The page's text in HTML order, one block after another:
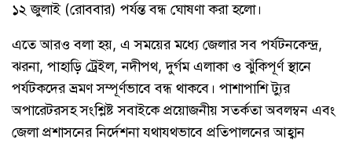
১২ জুলাই (রোববার) পর্যন্ত বন্ধ ঘোষণা করা হলো।
এতে আরও বলা হয়, এ সময়ের মধ্যে জেলার সব পর্যটনকেন্দ্র,
ঝরনা, পাহাড়ি ট্রেইল, নদীপথ, দুর্গম এলাকা ও ঝুঁকিপূর্ণ স্থানে
পর্যটকদের ভ্রমণ সম্পূর্ণভাবে বন্ধ থাকবে। পাশাপাশি ট্যুর
অপারেটরসহ সংশ্লিষ্ট সবাইকে প্রয়োজনীয় সতর্কতা অবলম্বন এবং
জেলা প্রশাসনের নির্দেশনা যথাযথভাবে প্রতিপালনের আহ্বান